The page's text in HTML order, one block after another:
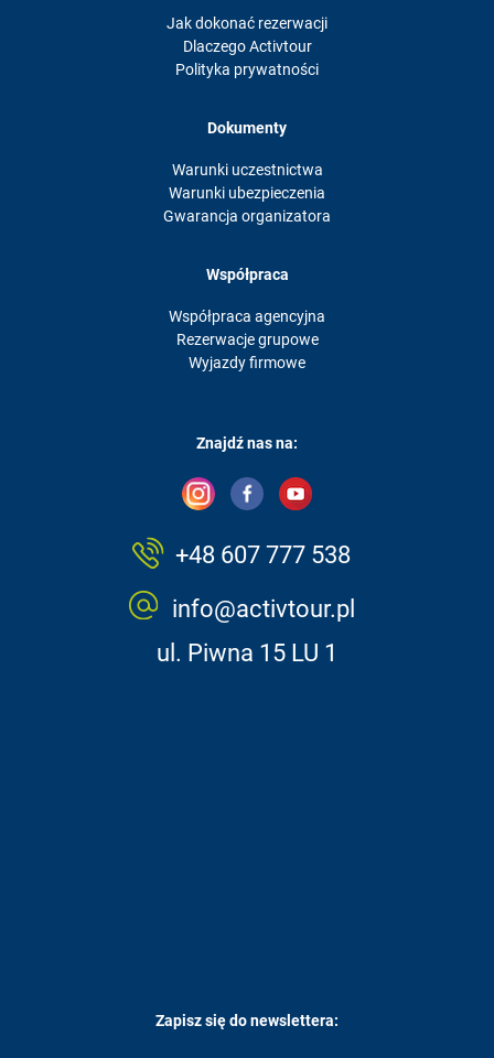
Jak dokonać rezerwacji
Dlaczego Activtour
Polityka prywatności
Dokumenty
Warunki uczestnictwa
Warunki ubezpieczenia
Gwarancja organizatora
Współpraca
Współpraca agencyjna
Rezerwacje grupowe
Wyjazdy firmowe
Znajdź nas na:
+48 607 777 538
info@activtour.pl
ul. Piwna 15 LU 1
Zapisz się do newslettera: